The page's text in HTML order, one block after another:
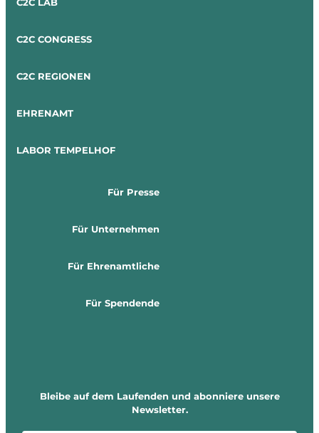
C2C CONGRESS
C2C REGIONEN
EHRENAMT
LABOR TEMPELHOF
Für Presse
Für Unternehmen
Für Ehrenamtliche
Für Spendende
Bleibe auf dem Laufenden und abonniere unsere
Newsletter.